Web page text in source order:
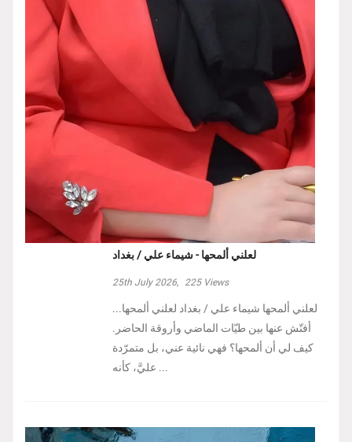
لعلني ألمحها - شيماء علي / بغداد
25th July 2026, 225Views
لعلني ألمحها شيماء علي / بغداد لعلني ألمحها...
أفتّش عنها بين طيّات الماضي وأروقة الحاضر.
كيف لي أن ألمحها؟ فهي نائية عني، بل متمرّدة
عليَّ، كأنه ...